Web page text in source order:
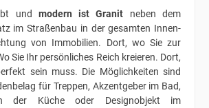
und modern ist Granit neben dem
im Straßenbau in der gesamten Innen-
von Immobilien. Dort, wo Sie zur
Sie Ihr persönliches Reich kreieren. Dort,
sein muss. Die Möglichkeiten sind
für Treppen, Akzentgeber im Bad,
der Küche oder Designobjekt im